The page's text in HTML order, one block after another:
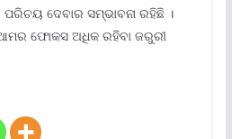
ଦେବାର ସମ୍ଭାବନା ରହିଛି ।
ଫୋକସ ଅଧିକ ରହିବା ଜରୁରୀ